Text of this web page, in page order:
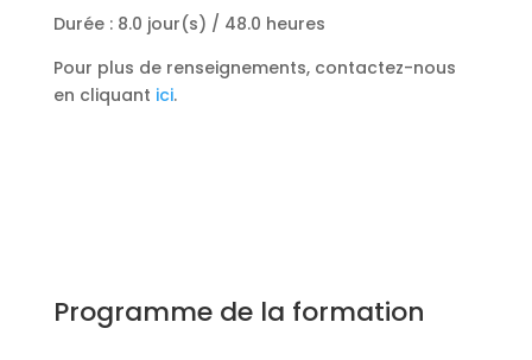
Durée : 8.0 jour(s) / 48.0 heures
Pour plus de renseignements, contactez-nous
en cliquant ici.
Programme de la formation